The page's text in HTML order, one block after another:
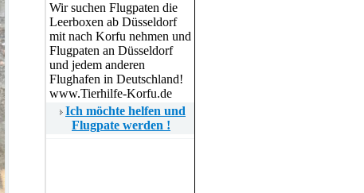
Wir suchen Flugpaten die
Leerboxen ab Düsseldorf
mit nach Korfu nehmen und
Flugpaten an Düsseldorf
und jedem anderen
Flughafen in Deutschland!
www.Tierhilfe-Korfu.de
Ich möchte helfen und
Flugpate werden !